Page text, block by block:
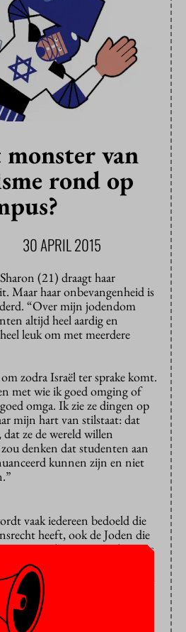
van
rond op
30 APRIL 2015
(21) draagt haar
Maar haar onbevangenheid is
“Over mijn jodendom
altijd heel aardig en
leuk om met meerdere
zodra Israël ter sprake komt.
met wie ik goed omging of
omga. Ik zie ze dingen op
mijn hart van stilstaat: dat
ze de wereld willen
denken dat studenten aan
kunnen zijn en niet
vaak iedereen bedoeld die
heeft, ook de Joden die
van Israel”, zegt VU-alumnus
die stage loopt bij André
medestagiaire maakte hem
“fucking zionist.”
Israël te zijn”, zegt Eva,